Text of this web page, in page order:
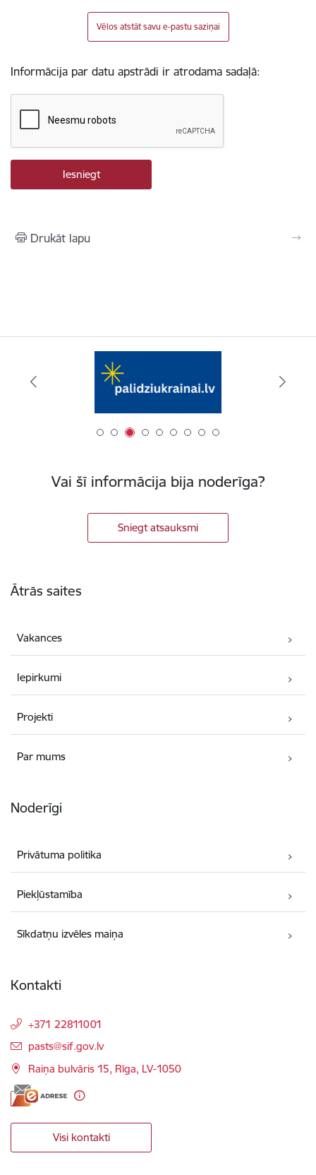
Vēlos atstāt savu e-pastu saziņai
Informācija par datu apstrādi ir atrodama sadaļā:
Drukāt lapu
Vai šī informācija bija noderīga?
Sniegt atsauksmi
Ātrās saites
Vakances
Iepirkumi
Projekti
Par mums
Noderīgi
Privātuma politika
Piekļūstamība
Sīkdatņu izvēles maiņa
Kontakti
+371 22811001
E-pasts:
pasts@sif.gov.lv
Raiņa bulvāris 15, Rīga, LV-1050
Visi kontakti